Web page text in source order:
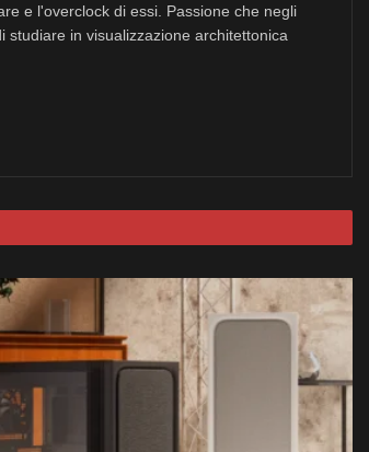
e l'overclock di essi. Passione che negli
in visualizzazione architettonica